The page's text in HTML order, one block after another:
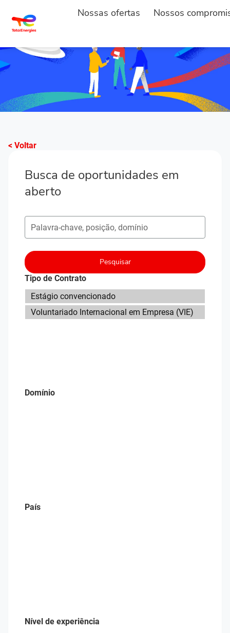
Nossas ofertas Nossos
< Voltar
Busca de oportunidades em
aberto
Pesquisar postos em aberto
Pesquisar
Tipo de Contrato
Domínio
País
Nível de experiência